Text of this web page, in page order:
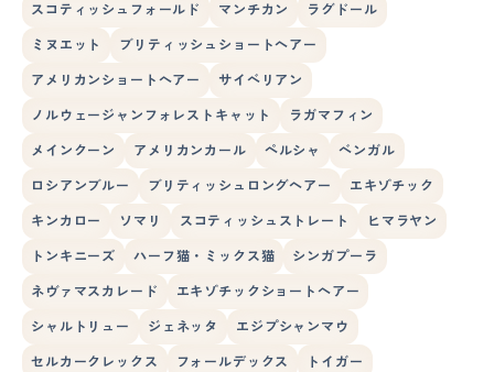
スコティッシュフォールド マンチカン ラグドール
ミヌエット ブリティッシュショートヘアー
アメリカンショートヘアー サイベリアン
ノルウェージャンフォレストキャット ラガマフィン
メインクーン アメリカンカール ペルシャ ベンガル
ロシアンブルー ブリティッシュロングヘアー エキゾチック
キンカロー ソマリ スコティッシュストレート ヒマラヤン
トンキニーズ ハーフ猫・ミックス猫 シンガプーラ
ネヴァマスカレード エキゾチックショートヘアー
シャルトリュー ジェネッタ エジプシャンマウ
セルカークレックス フォールデックス トイガー